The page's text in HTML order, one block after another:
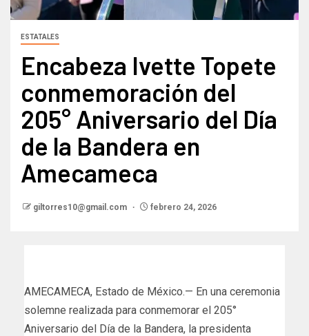
ESTATALES
Encabeza Ivette Topete
conmemoración del
205° Aniversario del Día
de la Bandera en
Amecameca
giltorres10@gmail.com febrero 24, 2026
AMECAMECA, Estado de México.— En una ceremonia
solemne realizada para conmemorar el 205°
Aniversario del Día de la Bandera, la presidenta